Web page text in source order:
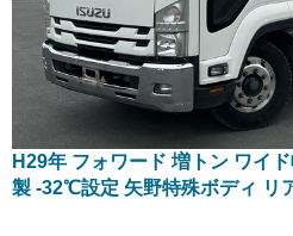
H29年 フォワード 増トン ワイ
製 -32℃設定 矢野特殊ボディ リ